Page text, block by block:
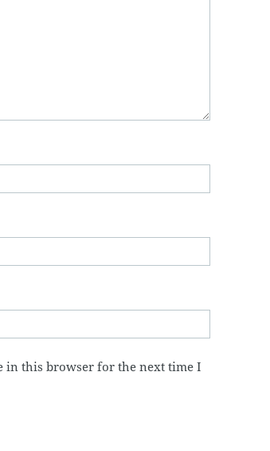
in this browser for the next time I